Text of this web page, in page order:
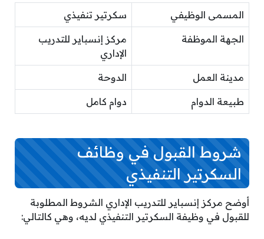
المسمى الوظيفي سكرتير تنفيذي
الجهة الموظفة
مركز إنسباير للتدريب
الإداري
مدينة العمل الدوحة
طبيعة الدوام دوام كامل
شروط القبول في وظائف
السكرتير التنفيذي
أوضح مركز إنسباير للتدريب الإداري الشروط المطلوبة
للقبول في وظيفة السكرتير التنفيذي لديه، وهي كالتالي: